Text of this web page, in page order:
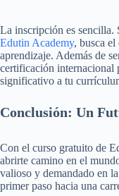
La inscripción es sencilla.
Edutin Academy, busca el
aprendizaje. Además de
certificación internacional
significativo a tu
Conclusión: Un
Con el curso gratuito de
abrirte camino en el
valioso y demandado en
primer paso hacia una